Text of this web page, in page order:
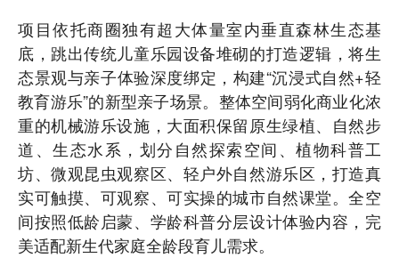
项目依托商圈独有超大体量室内垂直森林生态基
底，跳出传统儿童乐园设备堆砌的打造逻辑，将生
态景观与亲子体验深度绑定，构建“沉浸式自然+轻
教育游乐”的新型亲子场景。整体空间弱化商业化浓
重的机械游乐设施，大面积保留原生绿植、自然步
道、生态水系，划分自然探索空间、植物科普工
坊、微观昆虫观察区、轻户外自然游乐区，打造真
实可触摸、可观察、可实操的城市自然课堂。全空
间按照低龄启蒙、学龄科普分层设计体验内容，完
美适配新生代家庭全龄段育儿需求。